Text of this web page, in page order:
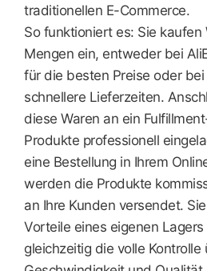
traditionellen E-Commerce.
So funktioniert es: Sie kaufen
Mengen ein, entweder bei
für die besten Preise oder
schnellere Lieferzeiten.
diese Waren an ein
Produkte professionell
eine Bestellung in Ihrem
werden die Produkte
an Ihre Kunden versendet.
Vorteile eines eigenen
gleichzeitig die volle Kontrolle